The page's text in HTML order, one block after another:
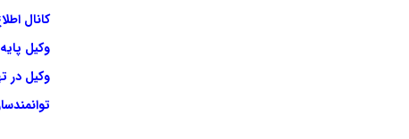
کانال
وکیل
وکیل در